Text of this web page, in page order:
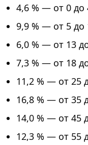
4,6 % — от 0 до
9,9 % — от 5 до
6,0 % — от 13
7,3 % — от 18
11,2 % — от 25
16,8 % — от 35
14,0 % — от 45
12,3 % — от 55